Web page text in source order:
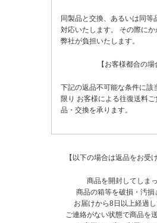
同製品と交換、あるいは同等
対応いたします。
その際に
弊社が負担いたします。
【お客様都合の場
下記の返品不可能な条件に該
限り お客様による往復送料
品・交換を承ります。
【以下の場合は返品をお受
商品を開封してしま
商品の箱等を破損・汚損
お届けから8日以上経過
ご連絡がない状態で商品を